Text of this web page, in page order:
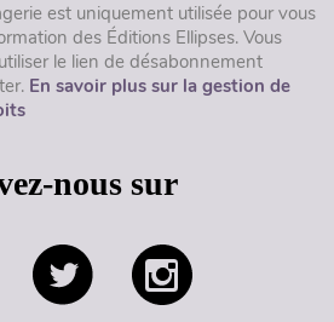
est uniquement utilisée pour vous
des Éditions Ellipses. Vous
le lien de désabonnement
En savoir plus sur la gestion de
nous sur